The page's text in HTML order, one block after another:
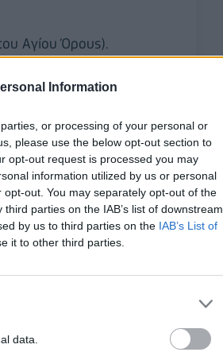
Information
or processing of your personal or
please use the below opt-out section to
opt-out request is processed you may
information utilized by us or personal
out. You may separately opt-out of the
parties on the IAB’s list of downstream
by us to third parties on the IAB’s List of
it to other third parties.
data.
Αγίου Όρους).
Έβρου,